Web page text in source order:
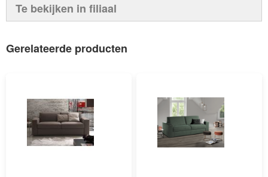
Te bekijken in filiaal
Gerelateerde producten